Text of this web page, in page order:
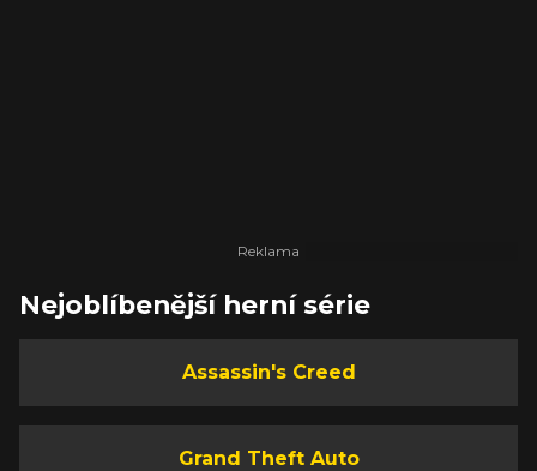
Nejoblíbenější herní série
Assassin's Creed
Grand Theft Auto